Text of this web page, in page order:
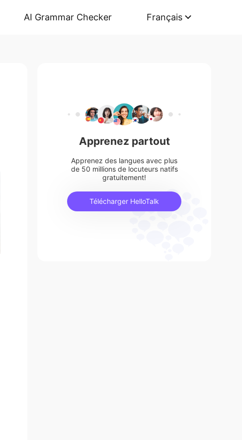
AI Grammar Checker Français
Apprenez partout
Apprenez des langues avec plus
de 50 millions de locuteurs natifs
gratuitement!
Télécharger HelloTalk